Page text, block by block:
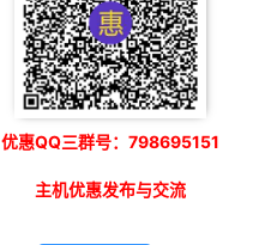
优惠QQ三群号：798695151
主机优惠发布与交流